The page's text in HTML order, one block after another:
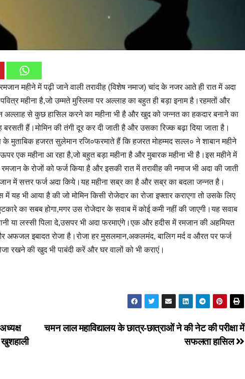
महीने में पढ़ी जाने वाली तरावीह (विशेष नमाज) चांद के नजर आते ही रात में अदा
महीना है,जो उम्मते मुस्लिमा पर अल्लाह का बहुत ही बड़ा इनाम है।रहमतों और
अल्लाह से कुछ हासिल करने का महीना भी है और खुद को जन्नत का हकदार बनाने का
हैं।मोमिन की तंगी दूर कर दी जाती है और उसका रिज्क बढ़ा दिया जाता है।
के मुताबिक हजरत सुलेमान रजि०फरमाते हैं कि हजरत मोहम्मद सल्ल० ने शाबान महीने
एक महीना आ रहा है,जो बहुत बड़ा महीना है और मुबारक महीना भी है।इस महीने में
के रोजों को फर्ज किया है और इसकी रात में तरावीह की नमाज भी अदा की जाती
में सत्तर फर्ज अदा किये।यह महीना सब्र का है और सब्र का बदला जन्नत है।
यह भी आया है की जो मोमिन किसी रोजेदार का रोजा इफ्तार कराएगा तो उसके लिए
का सबब होगा,मगर उस रोजेदार के सवाब में कोई कमी नहीं की जाएगी।यह सवाब
या लस्सी पिला दे,उसपर भी अदा फरमाएंगे।एक और हदीस में रमजान की अहमियत
इबादत रोजा है।रोजा हर मुसलमान,अकलमंद, बालिग मर्द व औरत पर फर्ज
रखने की खुद भी पाबंदी करें और घर वालों को भी कराएं।
चमन लाल महाविद्यालय के छात्र-छात्राओं ने की नेट की परीक्षा में
सफलता हासिल